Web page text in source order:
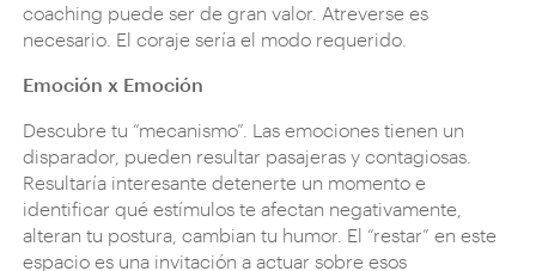
coaching puede ser de gran valor. Atreverse es
necesario. El coraje sería el modo requerido.
Emoción x Emoción
Descubre tu “mecanismo”. Las emociones tienen un
disparador, pueden resultar pasajeras y contagiosas.
Resultaría interesante detenerte un momento e
identificar qué estímulos te afectan negativamente,
alteran tu postura, cambian tu humor. El “restar” en este
espacio es una invitación a actuar sobre esos